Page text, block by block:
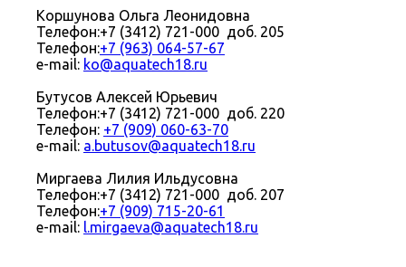
Коршунова Ольга Леонидовна
Телефон:+7 (3412) 721-000 доб. 205
Телефон:+7 (963) 064-57-67
e-mail: ko@aquatech18.ru
Бутусов Алексей Юрьевич
Телефон:+7 (3412) 721-000 доб. 220
Телефон: +7 (909) 060-63-70
e-mail: a.butusov@aquatech18.ru
Миргаева Лилия Ильдусовна
Телефон:+7 (3412) 721-000 доб. 207
Телефон:+7 (909) 715-20-61
e-mail: l.mirgaeva@aquatech18.ru